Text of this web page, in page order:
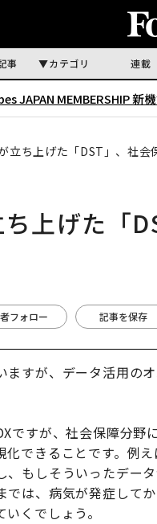
事 カテゴリ 連載
JAPAN MEMBERSHIP 新機
立ち上げた「DST」、社会
上げた「
フォロー 記事を保存
すが、データ活用の
ですが、社会保障分野
できることです。例
もしそういったデー
は、病気が発症して
くでしょう。